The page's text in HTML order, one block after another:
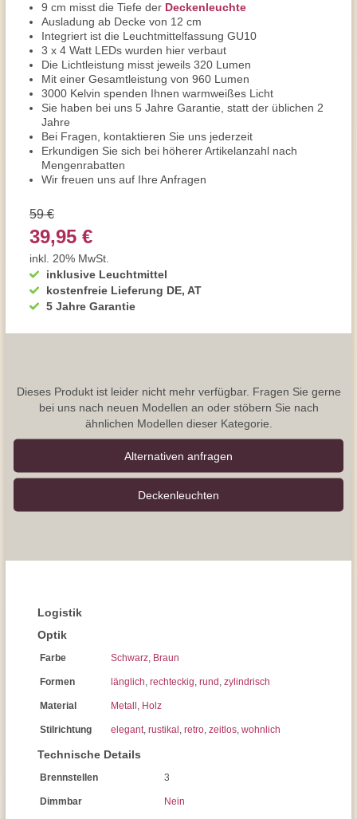
9 cm misst die Tiefe der Deckenleuchte
Ausladung ab Decke von 12 cm
Integriert ist die Leuchtmittelfassung GU10
3 x 4 Watt LEDs wurden hier verbaut
Die Lichtleistung misst jeweils 320 Lumen
Mit einer Gesamtleistung von 960 Lumen
3000 Kelvin spenden Ihnen warmweißes Licht
Sie haben bei uns 5 Jahre Garantie, statt der üblichen 2
Jahre
Bei Fragen, kontaktieren Sie uns jederzeit
Erkundigen Sie sich bei höherer Artikelanzahl nach
Mengenrabatten
Wir freuen uns auf Ihre Anfragen
inklusive Leuchtmittel
kostenfreie Lieferung DE, AT
5 Jahre Garantie
59 €
39,95 €
inkl. 20% MwSt.
Dieses Produkt ist leider nicht mehr verfügbar. Fragen Sie gerne
bei uns nach neuen Modellen an oder stöbern Sie nach
ähnlichen Modellen dieser Kategorie.
Alternativen anfragen
Decken­leuchten
Logistik
Optik
Farbe Schwarz, Braun
Formen länglich, rechteckig, rund , zylindrisch
Material Metall , Holz
Stilrichtung elegant, rustikal , retro, zeitlos, wohnlich
Technische Details
Brennstellen 3
Dimmbar Nein